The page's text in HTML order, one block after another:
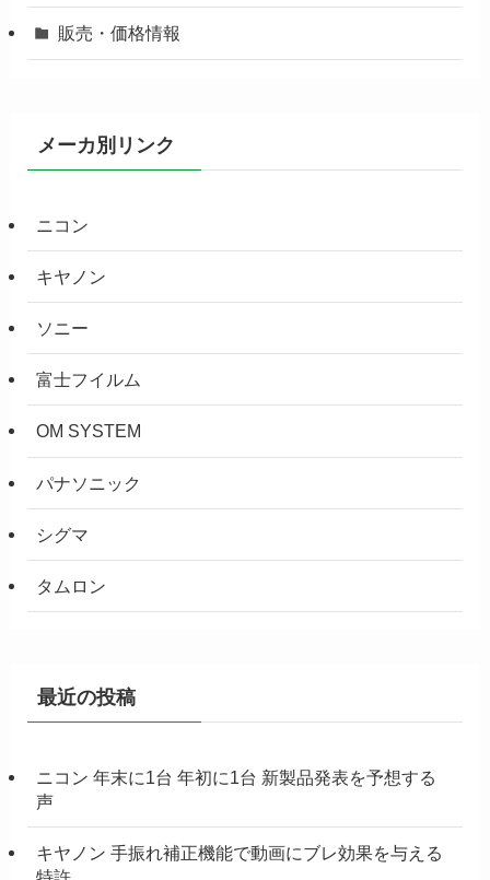
販売・価格情報
メーカ別リンク
ニコン
キヤノン
ソニー
富士フイルム
OM SYSTEM
パナソニック
シグマ
タムロン
最近の投稿
ニコン 年末に1台 年初に1台 新製品発表を予想する
声
キヤノン 手振れ補正機能で動画にブレ効果を与える